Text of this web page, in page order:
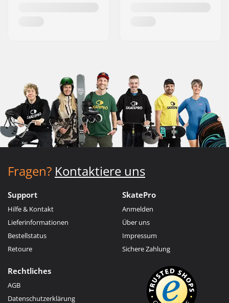
Fragen? Kontaktiere uns
Support
Hilfe & Kontakt
Lieferinformationen
Bestellstatus
Retoure
SkatePro
Anmelden
Über uns
Impressum
Sichere Zahlung
Rechtliches
AGB
Datenschutzerklärung